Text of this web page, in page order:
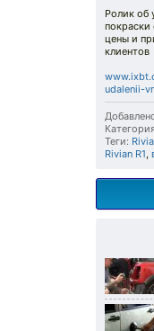
Ролик об
покраски
цены и
клиентов
udalenii-
Теги:
Rivian R1,